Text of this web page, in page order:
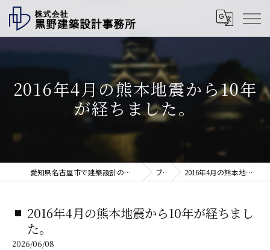
2016年4月の熊本地震から10年
が経ちました。
愛知県名古屋市で建築設計の求人なら株式会社黒野建築設計事務所 ブログ 2016年4月の熊本地震から10年が経ちました。
2016年4月の熊本地震から10年が経ちまし
た。
2026/06/08